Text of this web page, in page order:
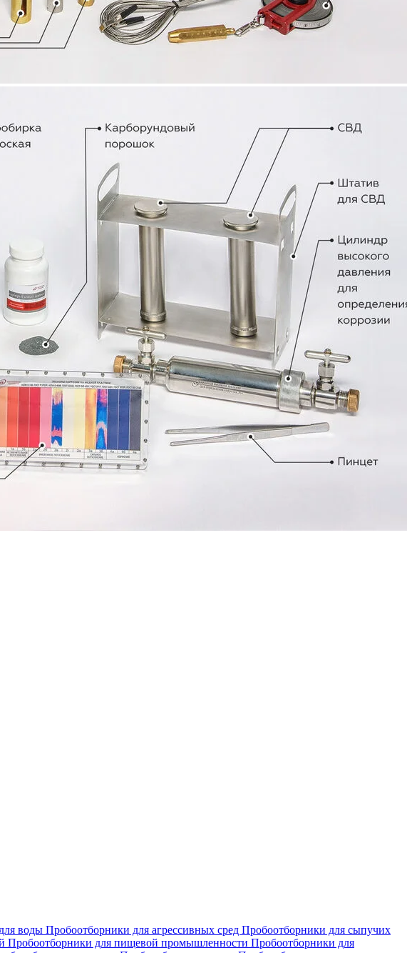
воды Пробоотборники для агрессивных сред Пробоотборники для сыпучих
Пробоотборники для пищевой промышленности Пробоотборники для